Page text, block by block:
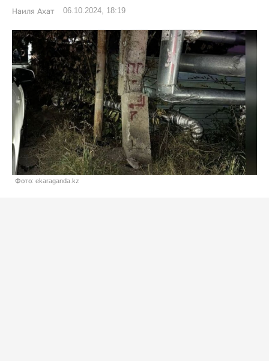
Наиля Ахат 06.10.2024, 18:19
Фото: ekaraganda.kz